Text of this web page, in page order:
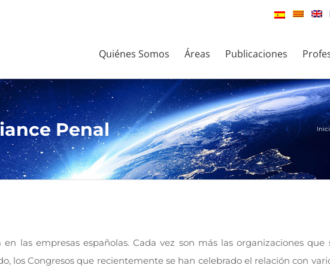
Quiénes Somos Áreas Publicaciones
Penal
las empresas españolas. Cada vez son más las organizaciones
los Congresos que recientemente se han celebrado el relación con